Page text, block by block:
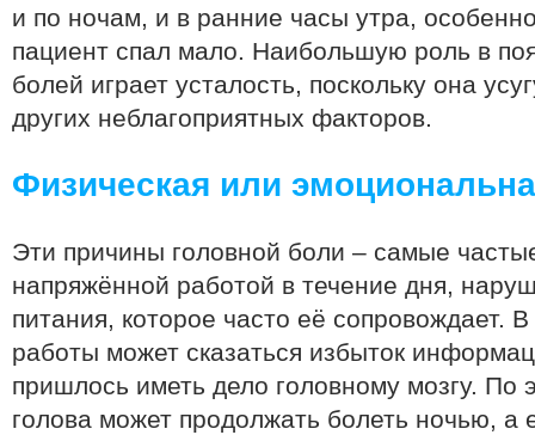
и по ночам, и в ранние часы утра,
пациент спал мало. Наибольшую роль в
болей играет усталость, поскольку она
других неблагоприятных факторов.
Физическая или
Эти причины головной боли – самые
напряжённой работой в течение дня,
питания, которое часто её сопровождает.
работы может сказаться избыток
пришлось иметь дело головному мозгу. По
голова может продолжать болеть ночью, а